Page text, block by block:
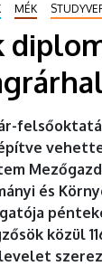
MÉK
és
közül